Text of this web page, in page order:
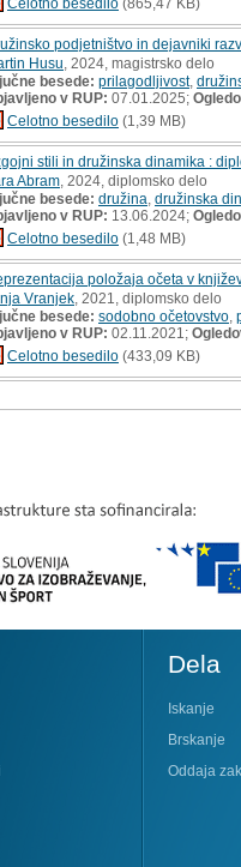
podjetništvo in dejavniki
Husu , 2024, magistrsko delo
besede: prilagodljivost,
v RUP: 07.01.2025;
Celotno besedilo (1,39 MB)
stili in družinska dinamika :
Abram , 2024, diplomsko delo
besede: družina družinska
v RUP: 13.06.2024;
Celotno besedilo (1,48 MB)
položaja očeta v
Vranjek , 2021, diplomsko delo
besede: sodobno očetovstvo
v RUP: 02.11.2021;
Celotno besedilo (433,09 KB)
Dela
Iskanje
Brskanje
Oddaja